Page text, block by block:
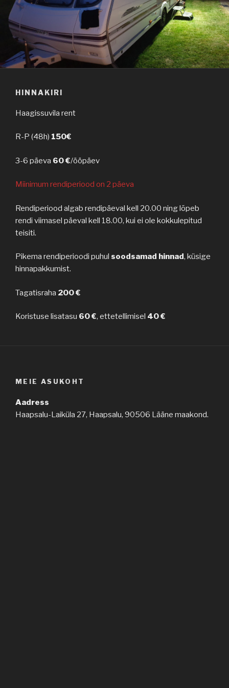
HINNAKIRI
Haagissuvila rent
R-P (48h) 150€
3-6 päeva 60 €/ööpäev
Miinimum rendiperiood on 2 päeva
Rendiperiood algab rendipäeval kell 20.00 ning lõpeb
rendi viimasel päeval kell 18.00, kui ei ole kokkulepitud
teisiti.
Pikema rendiperioodi puhul soodsamad hinnad, küsige
hinnapakkumist.
Tagatisraha 200 €
Koristuse lisatasu 60 €, ettetellimisel 40 €
MEIE ASUKOHT
Aadress
Haapsalu-Laiküla 27, Haapsalu, 90506 Lääne maakond.